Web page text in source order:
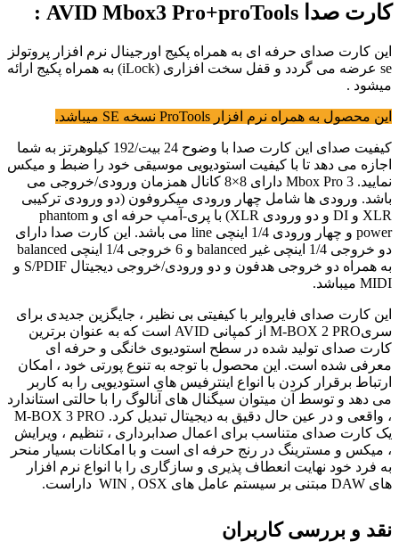
کارت صدا AVID Mbox3 Pro+proTools :
این کارت صدای حرفه ای به همراه پکیج اورجینال نرم افزار پروتولز
se عرضه می گردد و قفل سخت افزاری (iLock) به همراه پکیج ارائه
میشود .
این محصول به همراه نرم افزار ProTools نسخه SE میباشد.
کیفیت صدای این کارت صدا با وضوح 24 بیت/192 کیلوهرتز به شما
اجازه می دهد تا با کیفیت استودیویی موسیقی خود را ضبط و میکس
نمایید. Mbox Pro 3 دارای 8×8 کانال همزمان ورودی/خروجی می
باشد. ورودی ها شامل چهار ورودی میکروفون (دو ورودی ترکیبی
XLR و DI و دو ورودی XLR) با پری-آمپ حرفه ای و phantom
power و چهار ورودی 1/4 اینچی line می باشد. این کارت صدا دارای
دو خروجی 1/4 اینچی غیر balanced و 6 خروجی 1/4 اینچی balanced
به همراه دو خروجی هدفون و دو ورودی/خروجی دیجیتال S/PDIF و
MIDI میباشد.
این کارت صدای فایروایر با کیفیتی بی نظیر ، جایگزین جدیدی برای
سریM-BOX 2 PRO از کمپانی AVID است که به عنوان برترین
کارت صدای تولید شده در سطح استودیوی خانگی و حرفه ای
معرفی شده است. این محصول با توجه به تنوع پورتی خود ، امکان
ارتباط برقرار کردن با انواع اینترفیس های استودیویی را به کاربر
می دهد و توسط آن میتوان سیگنال های آنالوگ را با حالتی استاندارد
، واقعی و در عین حال دقیق به دیجیتال تبدیل کرد. M-BOX 3 PRO
یک کارت صدای متناسب برای اعمال صدابرداری ، تنظیم ، ویرایش
، میکس و مسترینگ در رنج حرفه ای است و با امکانات بسیار منحر
به فرد خود نهایت انعطاف پذیری و سازگاری را با انواع نرم افزار
های DAW مبتنی بر سیستم عامل های WIN , OSX داراست.
نقد و بررسی کاربران